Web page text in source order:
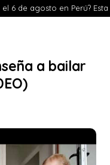
6 de agosto en Perú?
a bailar